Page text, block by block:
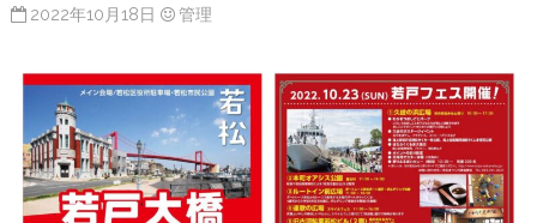
2022年10月18日 管理